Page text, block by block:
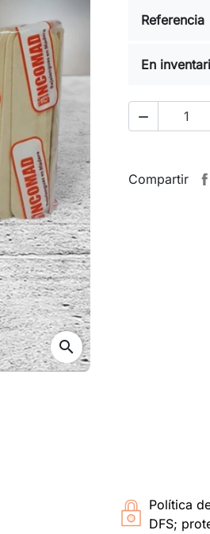
search
Referencia
En

Compartir
Política
DFS;